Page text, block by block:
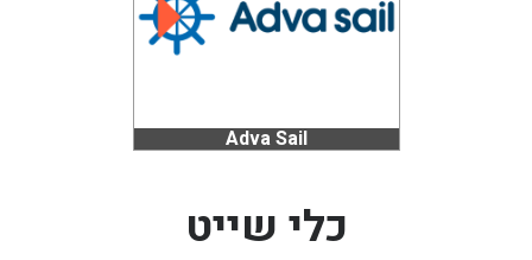
Adva Sail
כלי שייט